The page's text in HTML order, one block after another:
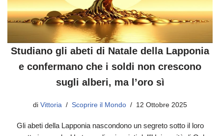
Studiano gli abeti di Natale della Lapponia
e confermano che i soldi non crescono
sugli alberi, ma l’oro sì
di Vittoria Scoprire il Mondo 12 Ottobre 2025
Gli abeti della Lapponia nascondono un segreto sotto il loro